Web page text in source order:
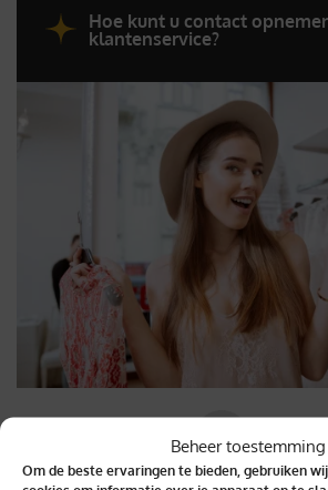
Beheer toestemming
Om de beste ervaringen te bieden, gebruiken
Hoe kunt u contact
klantenservice?